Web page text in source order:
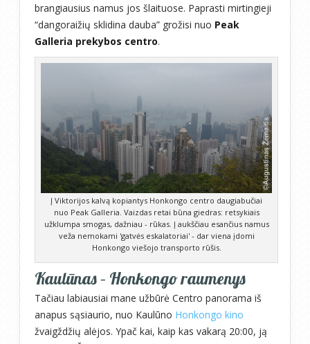
brangiausius namus jos šlaituose. Paprasti mirtingieji
“dangoraižių sklidina dauba” grožisi nuo Peak
Galleria prekybos centro.
Į Viktorijos kalvą kopiantys Honkongo centro daugiabučiai
nuo Peak Galleria. Vaizdas retai būna giedras: retsykiais
užklumpa smogas, dažniau - rūkas. Į aukščiau esančius namus
veža nemokami 'gatvės eskalatoriai' - dar viena įdomi
Honkongo viešojo transporto rūšis.
Kaulūnas – Honkongo raumenys
Tačiau labiausiai mane užbūrė Centro panorama iš
anapus sąsiaurio, nuo Kaulūno Honkongo kino
žvaigždžių alėjos. Ypač kai, kaip kas vakarą 20:00, ją